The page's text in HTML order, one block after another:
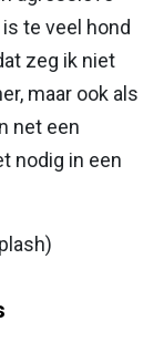
te veel hond
zeg ik niet
maar ook als
net een
nodig in een